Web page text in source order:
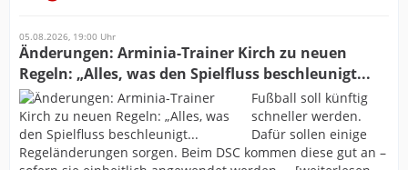
05.08.2026, 19:00 Uhr
Änderungen: Arminia-Trainer Kirch zu neuen
Regeln: „Alles, was den Spielfluss beschleunigt...
Fußball soll künftig
schneller werden.
Dafür sollen einige
Regeländerungen sorgen. Beim DSC kommen diese gut an –